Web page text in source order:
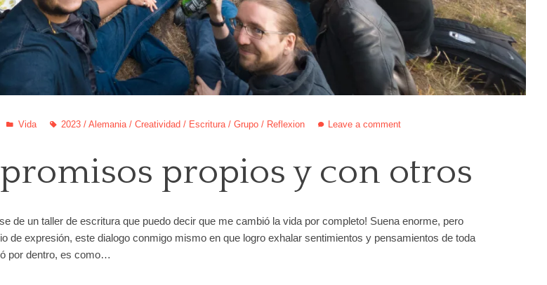
Vida 2023/ Alemania/ Creatividad / Escritura/ Grupo/ Reflexion Leave a comment
propios y con otros
de un taller de escritura que puedo decir que me cambió la vida por completo! Suena enorme, pero
de expresión, este dialogo conmigo mismo en que logro exhalar sentimientos y pensamientos de toda
por dentro, es como…